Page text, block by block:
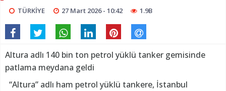
TÜRKİYE 27 Mart 2026 - 10:42 1.9B
Altura adlı 140 bin ton petrol yüklü tanker gemisinde
patlama meydana geldi
“Altura” adlı ham petrol yüklü tankere, İstanbul